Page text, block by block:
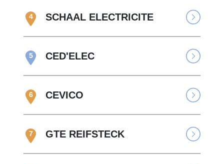
4 SCHAAL ELECTRICITE
5 CED'ELEC
6 CEVICO
7 GTE REIFSTECK